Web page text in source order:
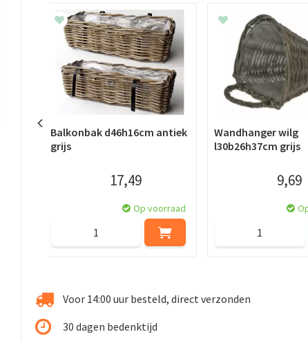
Balkonbak d46h16cm antiek
grijs
17,49
Op voorraad
Wandhanger wilg
l30b26h37cm grijs
9,69
Voor 14:00 uur besteld, direct verzonden
30 dagen bedenktijd